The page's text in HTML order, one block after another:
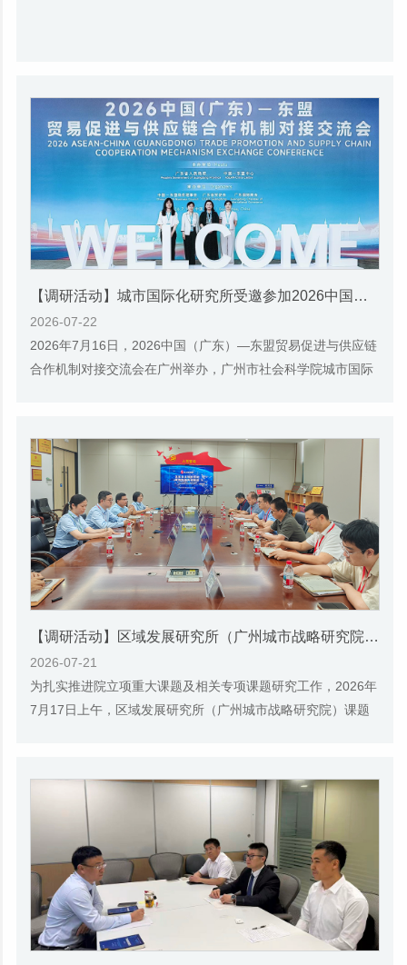
【调研活动】城市国际化研究所受邀参加2026中国（广东）—东盟贸易促进与供应链合作机制对接交流会
2026-07-22
2026年7月16日，2026中国（广东）—东盟贸易促进与供应链
合作机制对接交流会在广州举办，广州市社会科学院城市国际
【调研活动】区域发展研究所（广州城市战略研究院）课题组前往昊志机电调研
2026-07-21
为扎实推进院立项重大课题及相关专项课题研究工作，2026年
7月17日上午，区域发展研究所（广州城市战略研究院）课题